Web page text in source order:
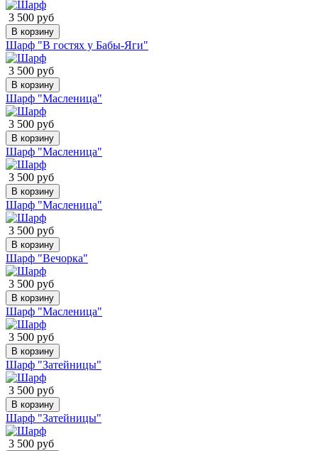
3 500 руб
В корзину
Шарф "В гостях у Бабы-Яги"
3 500 руб
В корзину
Шарф "Масленица"
3 500 руб
В корзину
Шарф "Масленица"
3 500 руб
В корзину
Шарф "Масленица"
3 500 руб
В корзину
Шарф "Вечорка"
3 500 руб
В корзину
Шарф "Масленица"
3 500 руб
В корзину
Шарф "Затейницы"
3 500 руб
В корзину
Шарф "Затейницы"
3 500 руб